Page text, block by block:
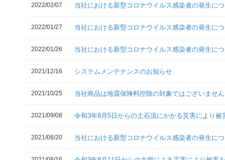
2022/02/07 当社における新型コロナウイルス感染者の発生に
2022/01/27 当社における新型コロナウイルス感染者の発生に
2022/01/26 当社における新型コロナウイルス感染者の発生に
2021/12/16 システムメンテナンスのお知らせ
2021/10/25 当社商品は地震保険料控除の対象ではございませ
2021/09/08 令和3年9月5日からの土石流にかかる災害により
2021/08/20 当社における新型コロナウイルス感染者の発生に